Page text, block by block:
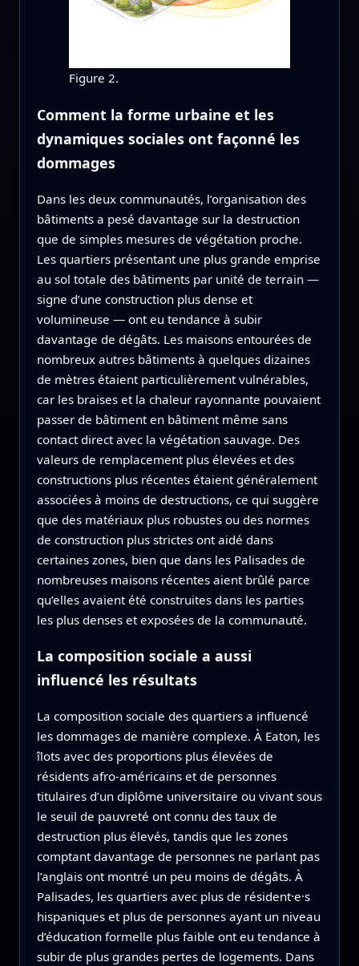
Figure 2.
Comment la forme urbaine et les
dynamiques sociales ont façonné les
dommages
Dans les deux communautés, l’organisation des
bâtiments a pesé davantage sur la destruction
que de simples mesures de végétation proche.
Les quartiers présentant une plus grande emprise
au sol totale des bâtiments par unité de terrain —
signe d’une construction plus dense et
volumineuse — ont eu tendance à subir
davantage de dégâts. Les maisons entourées de
nombreux autres bâtiments à quelques dizaines
de mètres étaient particulièrement vulnérables,
car les braises et la chaleur rayonnante pouvaient
passer de bâtiment en bâtiment même sans
contact direct avec la végétation sauvage. Des
valeurs de remplacement plus élevées et des
constructions plus récentes étaient généralement
associées à moins de destructions, ce qui suggère
que des matériaux plus robustes ou des normes
de construction plus strictes ont aidé dans
certaines zones, bien que dans les Palisades de
nombreuses maisons récentes aient brûlé parce
qu’elles avaient été construites dans les parties
les plus denses et exposées de la communauté.
La composition sociale a aussi
influencé les résultats
La composition sociale des quartiers a influencé
les dommages de manière complexe. À Eaton, les
îlots avec des proportions plus élevées de
résidents afro‑américains et de personnes
titulaires d’un diplôme universitaire ou vivant sous
le seuil de pauvreté ont connu des taux de
destruction plus élevés, tandis que les zones
comptant davantage de personnes ne parlant pas
l’anglais ont montré un peu moins de dégâts. À
Palisades, les quartiers avec plus de résident·e·s
hispaniques et plus de personnes ayant un niveau
d’éducation formelle plus faible ont eu tendance à
subir de plus grandes pertes de logements. Dans